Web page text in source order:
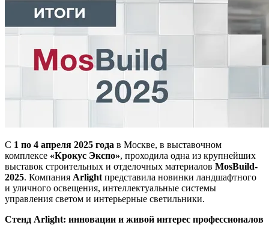
С 1 по 4 апреля 2025 года в Москве, в выставочном
комплексе «Крокус Экспо», проходила одна из крупнейших
выставок строительных и отделочных материалов MosBuild-
2025. Компания Arlight представила новинки ландшафтного
и уличного освещения, интеллектуальные системы
управления светом и интерьерные светильники.
Стенд Arlight: инновации и живой интерес профессионалов